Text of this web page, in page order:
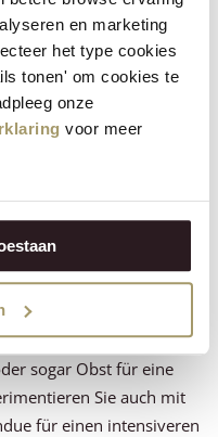
en marketing
het type cookies
tonen' om cookies te
onze
voor meer
Lieblingsgemüse,
Sie dieses
Bio-
unseres Bio-
Variieren Sie mit
Gemüse,
sogar Obst für eine
Sie auch mit
für einen intensiveren